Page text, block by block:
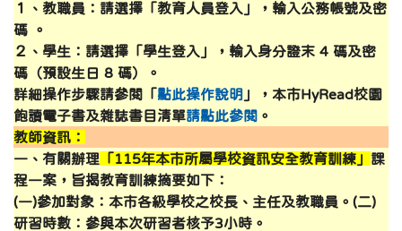
１、教職員：請選擇「教育人員登入」，輸入公務帳號及密
碼 。
２、學生：請選擇「學生登入」，輸入身分證末 4 碼及密
碼（預設生日 8 碼）。
詳細操作步驟請參閱「點此操作說明 」，本市HyRead校園
飽讀電子書及雜誌書目清單請點此參閱 。
教師資訊：
一、有關辦理 「115年本市所屬學校資訊安全教育訓練」 課
程一案，旨揭教育訓練摘要如下：
(一)參加對象：本市各級學校之校長、主任及教職員。(二)
研習時數：參與本次研習者核予3小時。